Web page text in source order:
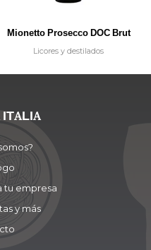
Mionetto Prosecco DOC Brut
Licores y destilados
ITALIA
tu empresa
y más